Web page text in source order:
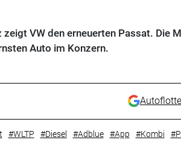
VW den erneuerten Passat. Die
Auto im Konzern.
#WLTP #Diesel #Adblue #App #Kombi